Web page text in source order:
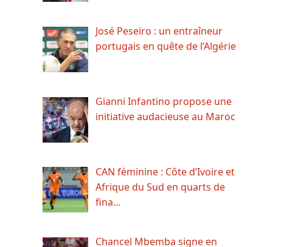
José Peseiro : un entraîneur
portugais en quête de l’Algérie
Gianni Infantino propose une
initiative audacieuse au Maroc
CAN féminine : Côte d’Ivoire et
Afrique du Sud en quarts de
fina…
Chancel Mbemba signe en